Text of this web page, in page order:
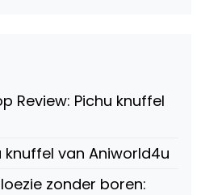
Review: Pichu knuffel
knuffel van Aniworld4u
zonder boren: